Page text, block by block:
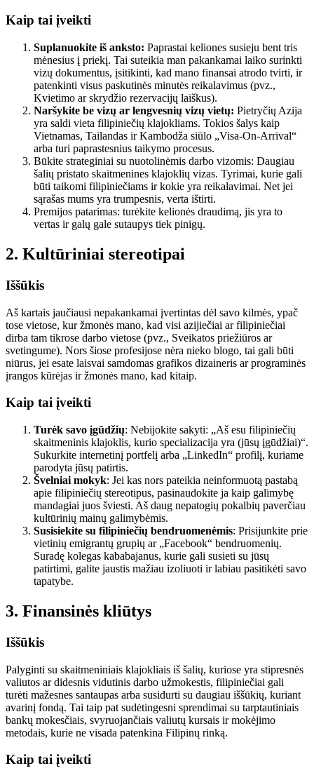
Kaip tai įveikti
Suplanuokite iš anksto: Paprastai keliones susieju bent tris
mėnesius į priekį. Tai suteikia man pakankamai laiko surinkti
vizų dokumentus, įsitikinti, kad mano finansai atrodo tvirti, ir
patenkinti visus paskutinės minutės reikalavimus (pvz.,
Kvietimo ar skrydžio rezervacijų laiškus).
Naršykite be vizų ar lengvesnių vizų vietų: Pietryčių Azija
yra saldi vieta filipiniečių klajokliams. Tokios šalys kaip
Vietnamas, Tailandas ir Kambodža siūlo „Visa-On-Arrival“
arba turi paprastesnius taikymo procesus.
Būkite strateginiai su nuotolinėmis darbo vizomis: Daugiau
šalių pristato skaitmenines klajoklių vizas. Tyrimai, kurie gali
būti taikomi filipiniečiams ir kokie yra reikalavimai. Net jei
sąrašas mums yra trumpesnis, verta ištirti.
Premijos patarimas: turėkite kelionės draudimą, jis yra to
vertas ir galų gale sutaupys tiek pinigų.
2. Kultūriniai stereotipai
Iššūkis
Aš kartais jaučiausi nepakankamai įvertintas dėl savo kilmės, ypač
tose vietose, kur žmonės mano, kad visi azijiečiai ar filipiniečiai
dirba tam tikrose darbo vietose (pvz., Sveikatos priežiūros ar
svetingume). Nors šiose profesijose nėra nieko blogo, tai gali būti
niūrus, jei esate laisvai samdomas grafikos dizaineris ar programinės
įrangos kūrėjas ir žmonės mano, kad kitaip.
Kaip tai įveikti
Turėk savo įgūdžių: Nebijokite sakyti: „Aš esu filipiniečių
skaitmeninis klajoklis, kurio specializacija yra (jūsų įgūdžiai)“.
Sukurkite internetinį portfelį arba „LinkedIn“ profilį, kuriame
parodyta jūsų patirtis.
Švelniai mokyk: Jei kas nors pateikia neinformuotą pastabą
apie filipiniečių stereotipus, pasinaudokite ja kaip galimybę
mandagiai juos šviesti. Aš daug nepatogių pokalbių paverčiau
kultūrinių mainų galimybėmis.
Susisiekite su filipiniečių bendruomenėmis: Prisijunkite prie
vietinių emigrantų grupių ar „Facebook“ bendruomenių.
Suradę kolegas kababajanus, kurie gali susieti su jūsų
patirtimi, galite jaustis mažiau izoliuoti ir labiau pasitikėti savo
tapatybe.
3. Finansinės kliūtys
Iššūkis
Palyginti su skaitmeniniais klajokliais iš šalių, kuriose yra stipresnės
valiutos ar didesnis vidutinis darbo užmokestis, filipiniečiai gali
turėti mažesnes santaupas arba susidurti su daugiau iššūkių, kuriant
avarinį fondą. Tai taip pat sudėtingesni sprendimai su tarptautiniais
bankų mokesčiais, svyruojančiais valiutų kursais ir mokėjimo
metodais, kurie ne visada patenkina Filipinų rinką.
Kaip tai įveikti